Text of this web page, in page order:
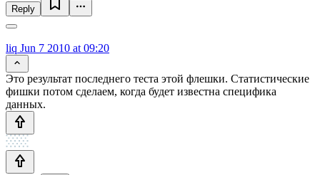
Reply
liq Jun 7 2010 at 09:20
Это результат последнего теста этой флешки. Статистические
фишки потом сделаем, когда будет известна специфика
данных.